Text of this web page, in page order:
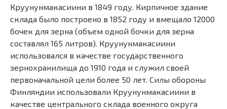
Круунунмакасиини в 1849 году. Кирпичное здание
склада было построено в 1852 году и вмещало 12000
бочек для зерна (объем одной бочки для зерна
составлял 165 литров). Круунунмакасиини
использовался в качестве государственного
зернохранилища до 1910 года и служил своей
первоначальной цели более 50 лет. Силы обороны
Финляндии использовали Круунунмакасиини в
качестве центрального склада военного округа